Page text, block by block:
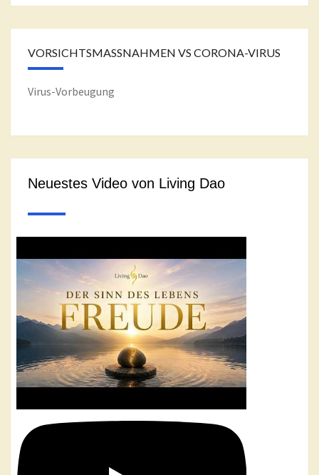
VORSICHTSMASSNAHMEN VS CORONA-VIRUS
Virus-Vorbeugung
Neuestes Video von Living Dao